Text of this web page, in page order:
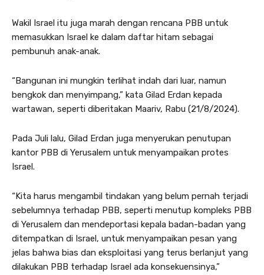
Wakil Israel itu juga marah dengan rencana PBB untuk
memasukkan Israel ke dalam daftar hitam sebagai
pembunuh anak-anak.
“Bangunan ini mungkin terlihat indah dari luar, namun
bengkok dan menyimpang,” kata Gilad Erdan kepada
wartawan, seperti diberitakan Maariv, Rabu (21/8/2024).
Pada Juli lalu, Gilad Erdan juga menyerukan penutupan
kantor PBB di Yerusalem untuk menyampaikan protes
Israel.
“Kita harus mengambil tindakan yang belum pernah terjadi
sebelumnya terhadap PBB, seperti menutup kompleks PBB
di Yerusalem dan mendeportasi kepala badan-badan yang
ditempatkan di Israel, untuk menyampaikan pesan yang
jelas bahwa bias dan eksploitasi yang terus berlanjut yang
dilakukan PBB terhadap Israel ada konsekuensinya,”